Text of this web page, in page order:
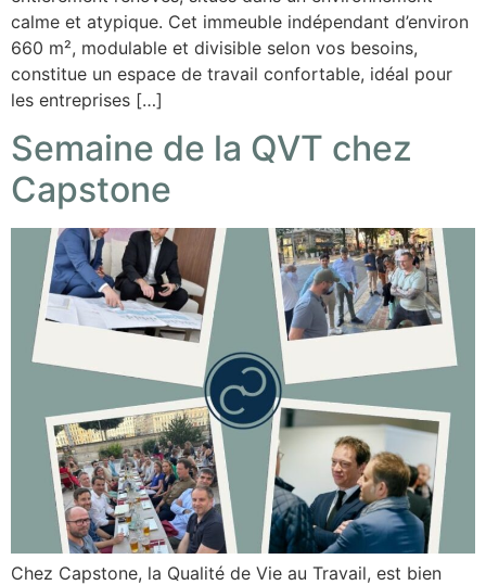
calme et atypique. Cet immeuble indépendant d’environ
660 m², modulable et divisible selon vos besoins,
constitue un espace de travail confortable, idéal pour
les entreprises […]
Semaine de la QVT chez
Capstone
Chez Capstone, la Qualité de Vie au Travail, est bien